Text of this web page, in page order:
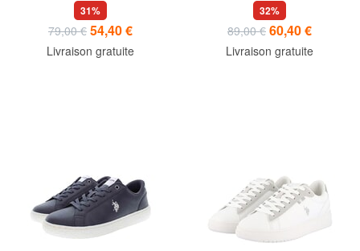
31%
79,00 € 54,40 €
Livraison gratuite
32%
89,00 € 60,40 €
Livraison gratuite